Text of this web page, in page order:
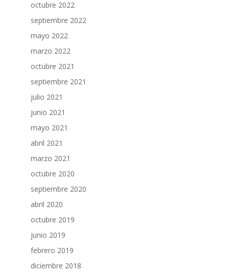
octubre 2022
septiembre 2022
mayo 2022
marzo 2022
octubre 2021
septiembre 2021
julio 2021
junio 2021
mayo 2021
abril 2021
marzo 2021
octubre 2020
septiembre 2020
abril 2020
octubre 2019
junio 2019
febrero 2019
diciembre 2018